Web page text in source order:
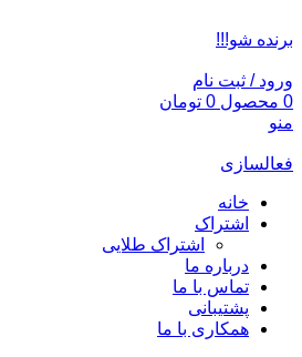
برنده شو!!!
ورود / ثبت نام
0 محصول 0 تومان
منو
فعالسازی
خانه
اشتراک
اشتراک طلایی
درباره ما
تماس با ما
پشتیبانی
همکاری با ما